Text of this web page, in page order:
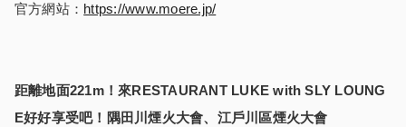
官方網站： https://www.moere.jp/
距離地面221m！來RESTAURANT LUKE with SLY LOUNG
E好好享受吧！隅田川煙火大會、江戶川區煙火大會